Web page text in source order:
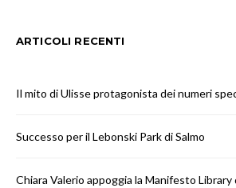
ARTICOLI RECENTI
Il mito di Ulisse protagonista dei numeri
Successo per il Lebonski Park di Salmo
Chiara Valerio appoggia la Manifesto Library